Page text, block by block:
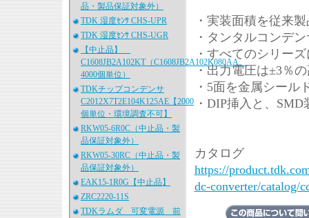
品・製品保証対象外）
TDK 湿度ｾﾝｻ CHS-UPR
TDK 湿度ｾﾝｻ CHS-UGR
【中止品】
C1608JB2A102KT（C1608JB2A102K080AA、
4000個単位）
TDKチップコンデンサ
C2012X7T2E104K125AE【2000
個単位・環境調査不可】
RKW05-6R0C（中止品・製
品保証対象外）
RKW05-30RC（中止品・製
品保証対象外）
EAK15-1R0G【中止品】
ZRC2220-11S
TDKラムダ 可変電源 前
・実装面積を従来
・タンタルコンデ
・すべてのシリー
・出力電圧は±3％
・5面を金属シール
・DIP挿入と、
カタログ
https://
dc-converter/catalog/